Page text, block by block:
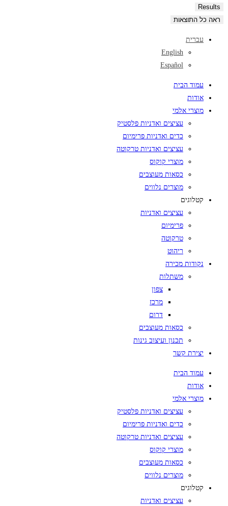
Results
ראה כל התוצאות
עברית
English
Español
עמוד הבית
אודות
מוצרי אלמי
עציצים ואדניות פלסטיק
כדים ואדניות פרימיום
עציצים ואדניות טרקוטה
מוצרי קוקוס
כסאות מעוצבים
מוצרים נלווים
קטלוגים
עציצים ואדניות
פרימיום
טרקוטה
ריהוט
נקודות מכירה
משתלות
צפון
מרכז
דרום
כסאות מעוצבים
תכנון ועיצוב גינות
יצירת קשר
עמוד הבית
אודות
מוצרי אלמי
עציצים ואדניות פלסטיק
כדים ואדניות פרימיום
עציצים ואדניות טרקוטה
מוצרי קוקוס
כסאות מעוצבים
מוצרים נלווים
קטלוגים
עציצים ואדניות